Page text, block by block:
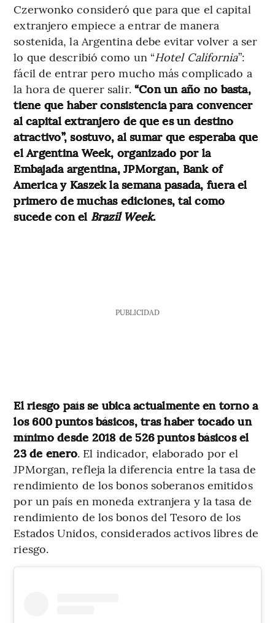
Czerwonko consideró que para que el capital
extranjero empiece a entrar de manera
sostenida, la Argentina debe evitar volver a ser
lo que describió como un “Hotel California”:
fácil de entrar pero mucho más complicado a
la hora de querer salir. “Con un año no basta,
tiene que haber consistencia para convencer
al capital extranjero de que es un destino
atractivo”, sostuvo, al sumar que esperaba que
el Argentina Week, organizado por la
Embajada argentina, JPMorgan, Bank of
America y Kaszek la semana pasada, fuera el
primero de muchas ediciones, tal como
sucede con el Brazil Week.
PUBLICIDAD
El riesgo país se ubica actualmente en torno a
los 600 puntos básicos, tras haber tocado un
mínimo desde 2018 de 526 puntos básicos el
23 de enero. El indicador, elaborado por el
JPMorgan, refleja la diferencia entre la tasa de
rendimiento de los bonos soberanos emitidos
por un país en moneda extranjera y la tasa de
rendimiento de los bonos del Tesoro de los
Estados Unidos, considerados activos libres de
riesgo.